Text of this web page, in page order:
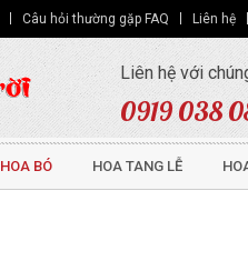
Câu hỏi thường gặp FAQ Liên hệ
Liên hệ với
0919 038
HOA BÓ HOA TANG LỄ